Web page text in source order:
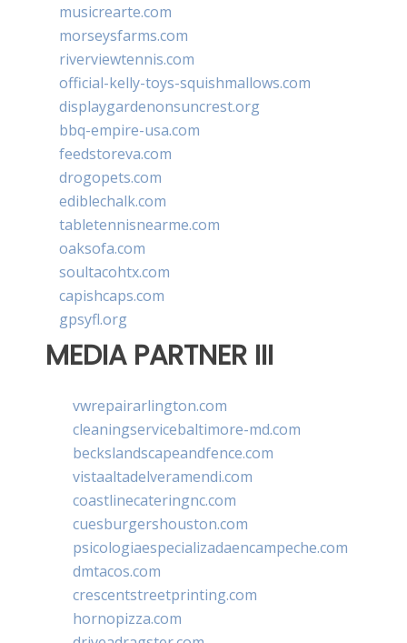
musicrearte.com
morseysfarms.com
riverviewtennis.com
official-kelly-toys-squishmallows.com
displaygardenonsuncrest.org
bbq-empire-usa.com
feedstoreva.com
drogopets.com
ediblechalk.com
tabletennisnearme.com
oaksofa.com
soultacohtx.com
capishcaps.com
gpsyfl.org
MEDIA PARTNER III
vwrepairarlington.com
cleaningservicebaltimore-md.com
beckslandscapeandfence.com
vistaaltadelveramendi.com
coastlinecateringnc.com
cuesburgershouston.com
psicologiaespecializadaencampeche.com
dmtacos.com
crescentstreetprinting.com
hornopizza.com